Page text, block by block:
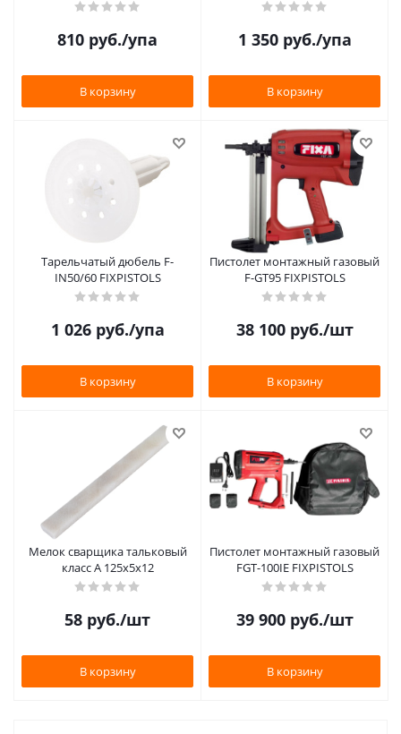
810 руб./упа
В корзину
1 350руб./упа
В корзину
Тарельчатый дюбель F-
IN50/60 FIXPISTOLS
1 026руб./упа
В корзину
Пистолет монтажный газовый
F-GT95 FIXPISTOLS
38 100руб./шт
В корзину
Мелок сварщика тальковый
класс А 125х5х12
58 руб./шт
В корзину
Пистолет монтажный газовый
FGT-100IE FIXPISTOLS
39 900руб./шт
В корзину